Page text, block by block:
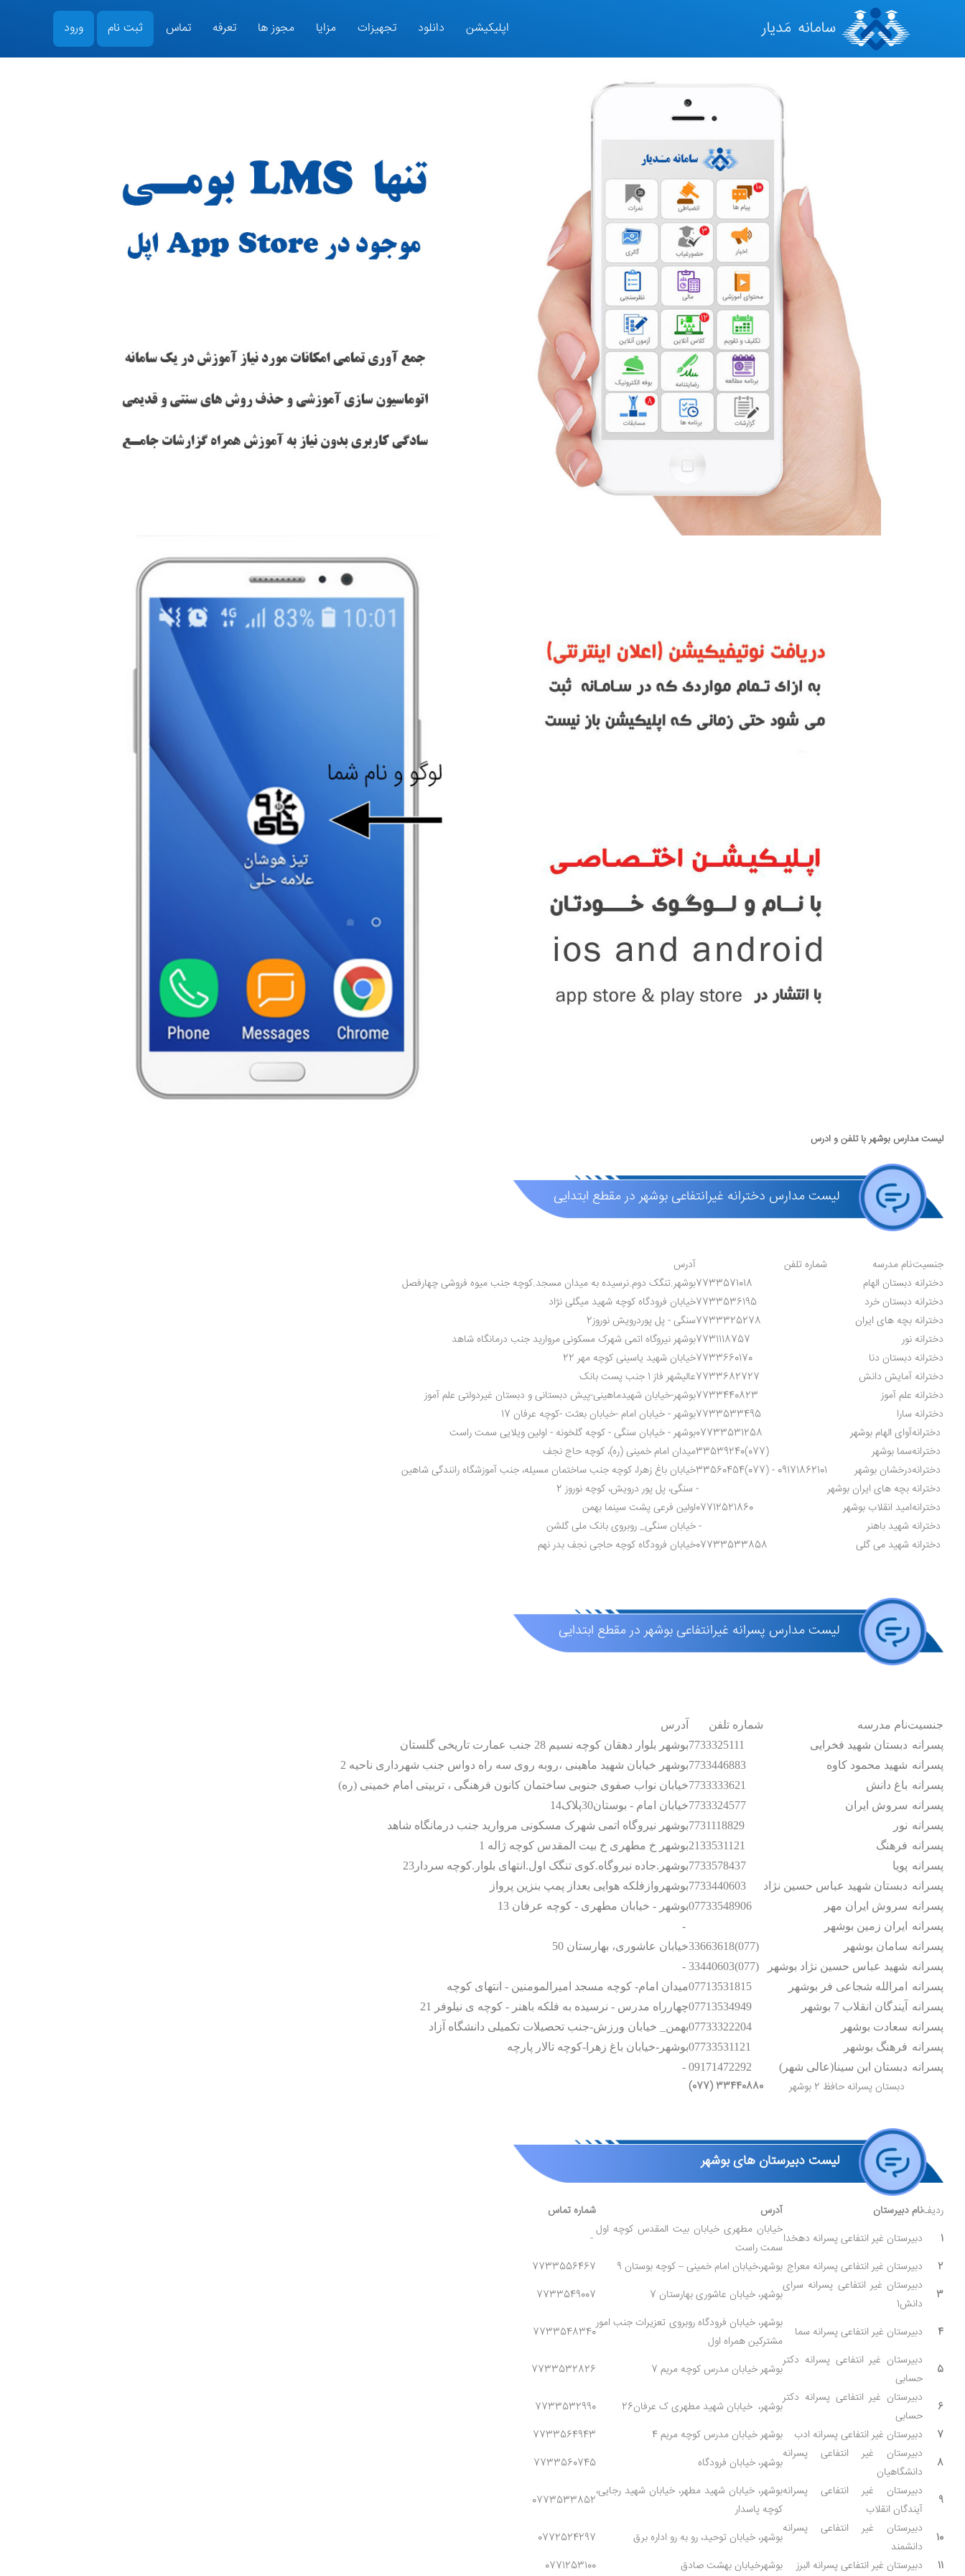
اپلیکیشن دانلود تجهیزات مزایا مجوز ها تعرفه تماس ثبت نام ورود
لیست مدارس بوشهر با تلفن و ادرس
لیست مدارس دخترانه غیرانتفاعی بوشهر در مقطع ابتدایی
جنسیتنام مدرسه شماره تلفن
آدرس
دخترانه دبستان الهام 7733571018بوشهر.تنگک دوم.نرسیده به میدان مسجد.کوچه جنب میوه فروشی چهارفصل
دخترانه دبستان خرد 7733536195خیابان فرودگاه کوچه شهید میگلی نژاد
دخترانه بچه های ایران 7733325278سنگی - پل پوردرویش نوروز2
دخترانه نور 7731118757بوشهر نیروگاه اتمی شهرک مسکونی مروارید جنب درمانگاه شاهد
دخترانه دبستان دنا 7733660170خیابان شهید یاسینی کوچه مهر 22
دخترانه آمایش دانش 7733682727عالیشهر فاز 1 جنب پست بانک
دخترانه علم آموز 7733440823بوشهر-خیابان شهیدماهینی-پیش دبستانی و دبستان غیردولتی علم آموز
دخترانه سارا 7733533495بوشهر - خیابان امام -خیابان بعثت -کوچه عرفان 17
دخترانهآوای الهام بوشهر 07733531258بوشهر - خیابان سنگی - کوچه گلخونه - اولین ویلایی سمت راست
دخترانهسما بوشهر 33539240(077)میدان امام خمینی (ره)، کوچه حاج نجف
دخترانهدرخشان بوشهر 33560454(077) - 09171862101خیابان باغ زهرا، کوچه جنب ساختمان مسیله، جنب آموزشگاه رانندگی شاهین
دخترانه بچه های ایران بوشهر -سنگی، پل پور درویش، کوچه نوروز 2
دخترانهامید انقلاب بوشهر 07712521860اولین فرعی پشت سینما بهمن
دخترانه شهید باهنر -خیابان سنگی_ روبروی بانک ملی گلشن
دخترانه شهید می گلی 07733533858خیابان فرودگاه کوچه حاجی نجف بدر نهم
لیست مدارس پسرانه غیرانتفاعی بوشهر در مقطع ابتدایی
جنسیتنام مدرسه شماره تلفن
آدرس
پسرانه دبستان شهید فخرایی 7733325111بوشهر بلوار دهقان کوچه نسیم 28 جنب عمارت تاریخی گلستان
پسرانه شهید محمود کاوه 7733446883بوشهر خیابان شهید ماهینی ،روبه روی سه راه دواس جنب شهرداری ناحیه 2
پسرانه باغ دانش 7733333621خیابان نواب صفوی جنوبی ساختمان کانون فرهنگی ، تربیتی امام خمینی (ره)
پسرانه سروش ایران 7733324577خیابان امام - بوستان30پلاک14
پسرانه نور 7731118829بوشهر نیروگاه اتمی شهرک مسکونی مروارید جنب درمانگاه شاهد
پسرانه فرهنگ 2133531121بوشهر خ مطهری خ بیت المقدس کوچه ژاله 1
پسرانه پویا 7733578437بوشهر.جاده نیروگاه.کوی تنگک اول.انتهای بلوار.کوچه سردار23
پسرانه دبستان شهید عباس حسین نژاد 7733440603بوشهروازفلکه هوایی بعداز پمپ بنزین پرواز
پسرانه سروش ایران مهر 07733548906بوشهر - خیابان مطهری - کوچه عرفان 13
پسرانه
ایران زمین بوشهر
-
پسرانه سامان بوشهر 33663618(077)خیابان عاشوری، بهارستان 50
پسرانه شهید عباس حسین نژاد بوشهر 33440603(077)
-
پسرانه
امرالله شجاعی فر بوشهر 07713531815میدان امام- کوچه مسجد امیرالمومنین - انتهای کوچه
پسرانه
آیندگان انقلاب 7 بوشهر 07713534949چهارراه مدرس - نرسیده به فلکه باهنر - کوچه ی نیلوفر 21
پسرانه سعادت بوشهر 07733322204بهمن_ خیابان ورزش-جنب تحصیلات تکمیلی دانشگاه آزاد
پسرانه فرهنگ بوشهر 07733531121بوشهر-خیابان باغ زهرا-کوچه تالار پارچه
پسرانه دبستان ابن سینا(عالی شهر) 09171472292
-
دبستان پسرانه حافظ 2 بوشهر (077) 33440880
لیست دبیرستان های بوشهر
ردیفنام دبیرستان آدرس
شماره تماس
1
دبیرستان غیر انتفاعی پسرانه دهخدا
خیابان مطهرى خیابان بیت المقدس کوچه اول
سمت راست
-
2
دبیرستان غیر انتفاعی پسرانه معراج بوشهر،خیابان امام خمینی – کوچه بوستان 9
7733556467
3
دبیرستان غیر انتفاعی پسرانه سرای
دانش1
بوشهر، خیابان عاشوری بهارستان 7 7733549007
4 دبیرستان غیر انتفاعی پسرانه سما
بوشهر، خیابان فرودگاه روبروی تعزیرات جنب امور
مشترکین همراه اول
7733548340
5
دبیرستان غیر انتفاعی پسرانه دکتر
حسابی
بوشهر خیابان مدرس کوچه مریم 7 7733532826
6
دبیرستان غیر انتفاعی پسرانه دکتر
حسابی
بوشهر، خیابان شهید مطهری ک عرفان26
7733532990
7
دبیرستان غیر انتفاعی پسرانه ادب بوشهر خیابان مدرس کوچه مریم 4
7733564943
8
دبیرستان غیر انتفاعی پسرانه
دانشگاهیان
بوشهر، خیابان فرودگاه 7733560745
9
دبیرستان غیر انتفاعی پسرانه
آیندگان انقلاب
بوشهر، خیابان شهید مطهر، خیابان شهید رجایی،
کوچه پاسدار
0773533852
10
دبیرستان غیر انتفاعی پسرانه
دانشمند
بوشهر، خیابان توحید، رو به رو اداره برق
0772524297
11
دبیرستان غیر انتفاعی پسرانه البرز بوشهرخیابان بهشت صادق 0771253100